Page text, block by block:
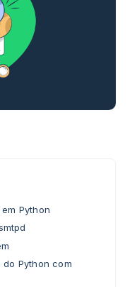
Python
Python com